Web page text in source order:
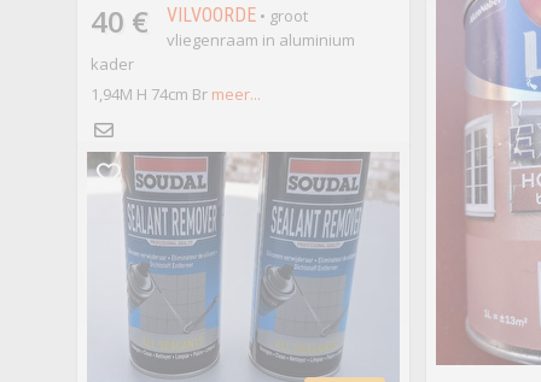
40 € VILVOORDE• groot
vliegenraam in aluminium
kader
1,94M H 74cm Br meer...